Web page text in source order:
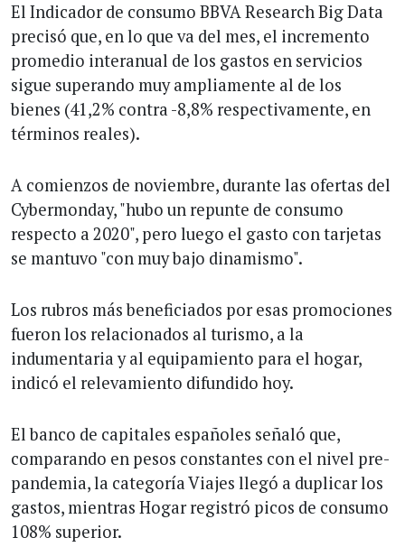
El Indicador de consumo BBVA Research Big Data
precisó que, en lo que va del mes, el incremento
promedio interanual de los gastos en servicios
sigue superando muy ampliamente al de los
bienes (41,2% contra -8,8% respectivamente, en
términos reales).
A comienzos de noviembre, durante las ofertas del
Cybermonday, "hubo un repunte de consumo
respecto a 2020", pero luego el gasto con tarjetas
se mantuvo "con muy bajo dinamismo".
Los rubros más beneficiados por esas promociones
fueron los relacionados al turismo, a la
indumentaria y al equipamiento para el hogar,
indicó el relevamiento difundido hoy.
El banco de capitales españoles señaló que,
comparando en pesos constantes con el nivel pre-
pandemia, la categoría Viajes llegó a duplicar los
gastos, mientras Hogar registró picos de consumo
108% superior.